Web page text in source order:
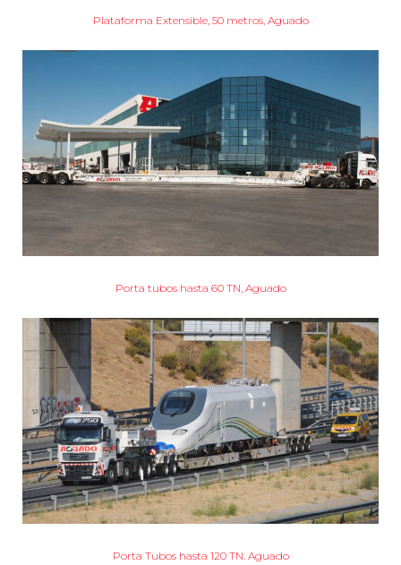
Porta Tubos hasta 120 TN. Aguado
Porta tubos hasta 60 TN, Aguado
Plataforma Extensible, 50 metros, Aguado